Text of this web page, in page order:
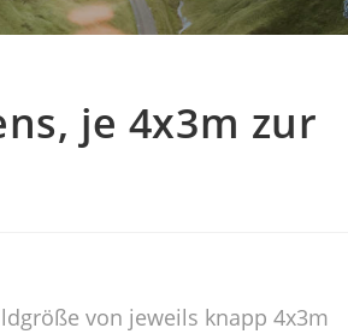
je 4x3m zur
von jeweils knapp 4x3m